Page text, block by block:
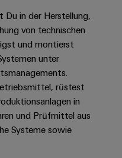
Du in der Herstellung,
von technischen
und montierst
unter
rüstest
in
und Prüfmittel aus
Systeme sowie